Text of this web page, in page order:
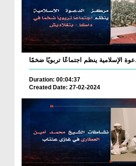
Duration: 00:04:37
Created Date: 27-02-2024